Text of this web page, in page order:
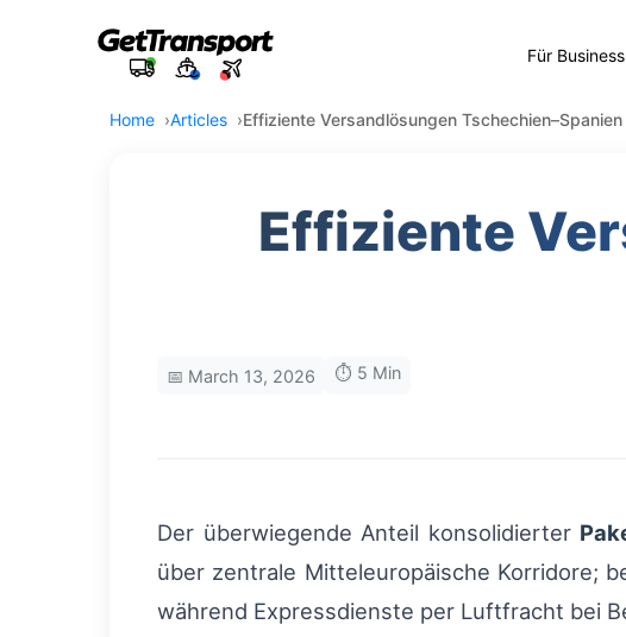
Für Business
Home Articles Effiziente Versandlösungen Tschechien–Spanien
Effiziente
📅 March 13, 2026 ⏱️ 5 Min
Der überwiegende Anteil konsolidierter
über zentrale Mitteleuropäische Korridore;
während Expressdienste per Luftfracht bei